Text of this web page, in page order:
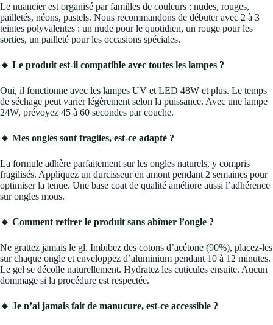
Le nuancier est organisé par familles de couleurs : nudes, rouges,
pailletés, néons, pastels. Nous recommandons de débuter avec 2 à 3
teintes polyvalentes : un nude pour le quotidien, un rouge pour les
sorties, un pailleté pour les occasions spéciales.
🔹 Le produit est-il compatible avec toutes les lampes ?
Oui, il fonctionne avec les lampes UV et LED 48W et plus. Le temps
de séchage peut varier légèrement selon la puissance. Avec une lampe
24W, prévoyez 45 à 60 secondes par couche.
🔹 Mes ongles sont fragiles, est-ce adapté ?
La formule adhère parfaitement sur les ongles naturels, y compris
fragilisés. Appliquez un durcisseur en amont pendant 2 semaines pour
optimiser la tenue. Une base coat de qualité améliore aussi l’adhérence
sur ongles mous.
🔹 Comment retirer le produit sans abîmer l’ongle ?
Ne grattez jamais le gl. Imbibez des cotons d’acétone (90%), placez-les
sur chaque ongle et enveloppez d’aluminium pendant 10 à 12 minutes.
Le gel se décolle naturellement. Hydratez les cuticules ensuite. Aucun
dommage si la procédure est respectée.
🔹 Je n’ai jamais fait de manucure, est-ce accessible ?